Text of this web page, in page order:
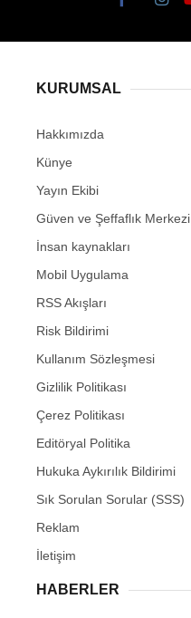
KURUMSAL
Hakkımızda
Künye
Yayın Ekibi
Güven ve Şeffaflık Merkezi
İnsan kaynakları
Mobil Uygulama
RSS Akışları
Risk Bildirimi
Kullanım Sözleşmesi
Gizlilik Politikası
Çerez Politikası
Editöryal Politika
Hukuka Aykırılık Bildirimi
Sık Sorulan Sorular (SSS)
Reklam
İletişim
HABERLER